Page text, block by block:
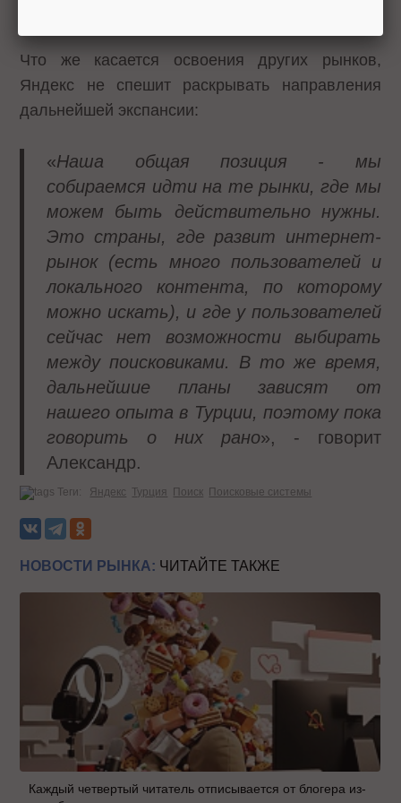
Что же касается освоения других рынков,
Яндекс не спешит раскрывать направления
дальнейшей экспансии:
«Наша общая позиция - мы
собираемся идти на те рынки, где мы
можем быть действительно нужны.
Это страны, где развит интернет-
рынок (есть много пользователей и
локального контента, по которому
можно искать), и где у пользователей
сейчас нет возможности выбирать
между поисковиками. В то же время,
дальнейшие планы зависят от
нашего опыта в Турции, поэтому пока
говорить о них рано», - говорит
Александр.
Теги: Яндекс Турция Поиск Поисковые системы
НОВОСТИ РЫНКА: ЧИТАЙТЕ ТАКЖЕ
Каждый четвертый читатель отписывается от блогера из-